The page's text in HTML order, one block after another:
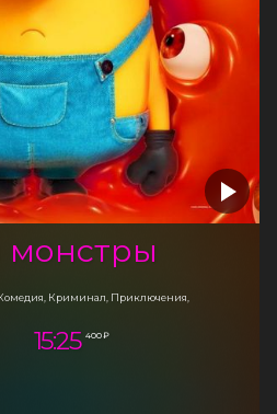
Криминал, Приключения,
15:25 400 ₽